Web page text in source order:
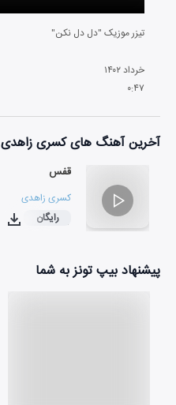
تیزر موزیک "دل دل نکن"
خرداد۱۴۰۲
۰:۴۷
آخرین آهنگ های کسری زاهدی
قفس
کسری زاهدی
۰۳:۱۷رایگان
پیشنهاد بیپ تونز به شما